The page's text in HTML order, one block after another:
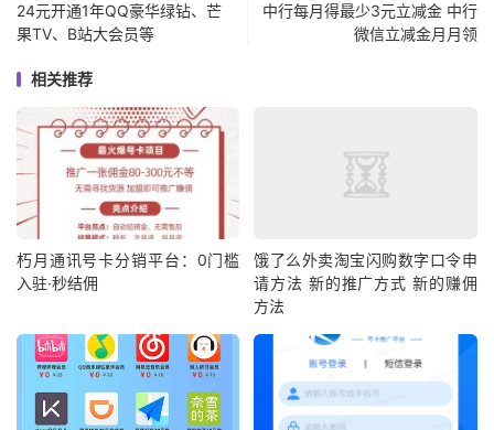
24元开通1年QQ豪华绿钻、芒
果TV、B站大会员等
中行每月得最少3元立减金 中行
微信立减金月月领
相关推荐
朽月通讯号卡分销平台：0门槛
入驻·秒结佣
饿了么外卖淘宝闪购数字口令申
请方法 新的推广方式 新的赚佣
方法